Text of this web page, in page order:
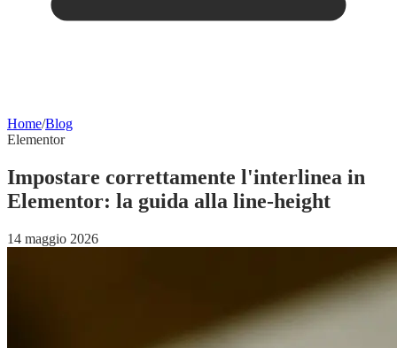
Home/Blog
Elementor
Impostare correttamente l'interlinea in
Elementor: la guida alla line-height
14 maggio 2026